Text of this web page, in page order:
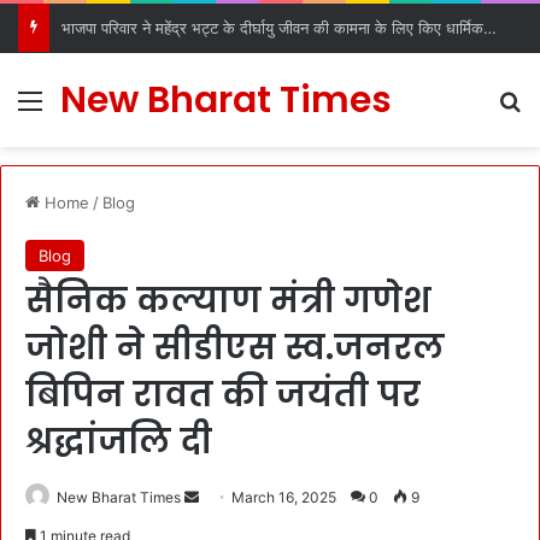
भाजपा परिवार ने महेंद्र भट्ट के दीर्घायु जीवन की कामना के लिए किए धार्मिक अनुष्ठान
Menu
New Bharat Times
Home / Blog
Blog
सैनिक कल्याण मंत्री गणेश
जोशी ने सीडीएस स्व.जनरल
बिपिन रावत की जयंती पर
श्रद्धांजलि दी
New Bharat Times March 16, 2025 0 9
1 minute read